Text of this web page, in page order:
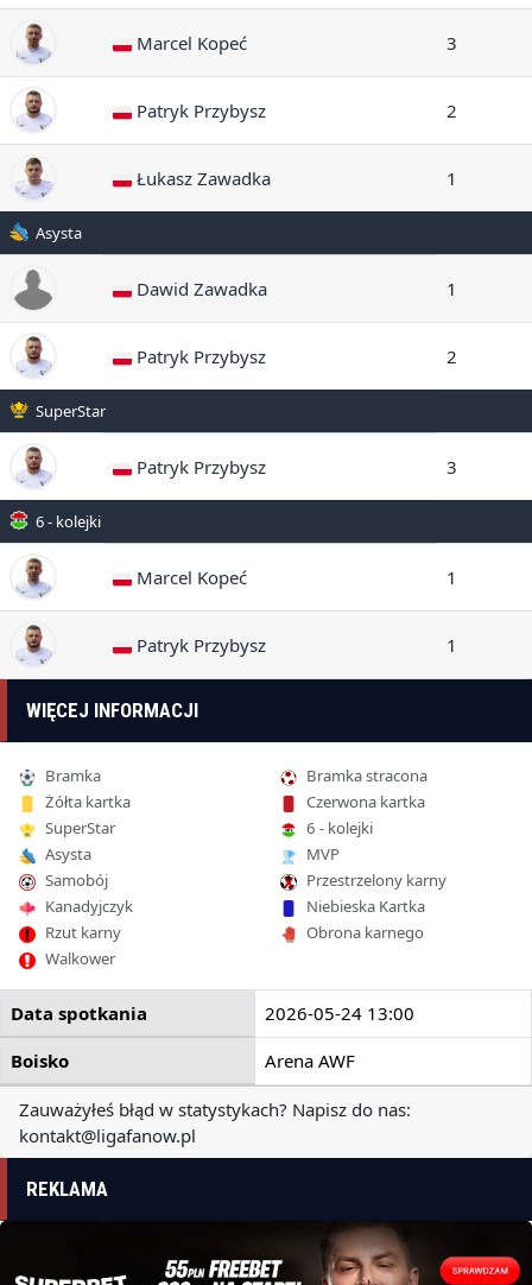
Marcel Kopeć 3
Patryk Przybysz 2
Łukasz Zawadka 1
Asysta
Dawid Zawadka 1
Patryk Przybysz 2
SuperStar
Patryk Przybysz 3
6 - kolejki
Marcel Kopeć 1
Patryk Przybysz 1
WIĘCEJ INFORMACJI
Bramka
Bramka stracona
Żółta kartka
Czerwona kartka
SuperStar
6 - kolejki
Asysta
MVP
Samobój
Przestrzelony karny
Kanadyjczyk
Niebieska Kartka
Rzut karny
Obrona karnego
Walkower
Data spotkania
2026-05-24 13:00
Boisko
Arena AWF
Zauważyłeś błąd w statystykach? Napisz do nas:
kontakt@ligafanow.pl
REKLAMA